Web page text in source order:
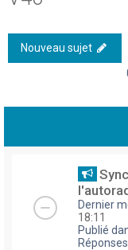
Nouveau sujet
Dernier
18:11
Publié